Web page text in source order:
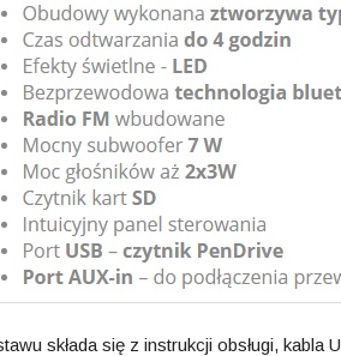
składa się z instrukcji obsługi,